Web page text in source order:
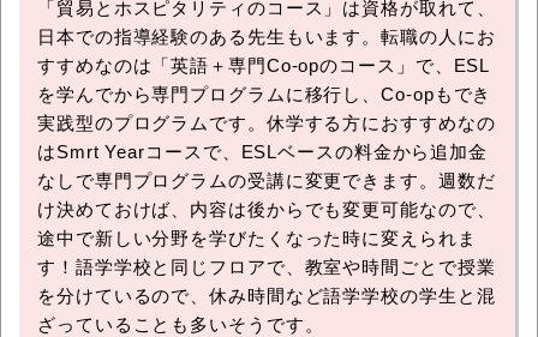
「貿易とホスピタリティのコース」は資格が取れて、
日本での指導経験のある先生もいます。転職の人にお
すすめなのは「英語＋専門Co-opのコース」で、ESL
を学んでから専門プログラムに移行し、Co-opもでき
実践型のプログラムです。休学する方におすすめなの
はSmrt Yearコースで、ESLベースの料金から追加金
なしで専門プログラムの受講に変更できます。週数だ
け決めておけば、内容は後からでも変更可能なので、
途中で新しい分野を学びたくなった時に変えられま
す！語学学校と同じフロアで、教室や時間ごとで授業
を分けているので、休み時間など語学学校の学生と混
ざっていることも多いそうです。